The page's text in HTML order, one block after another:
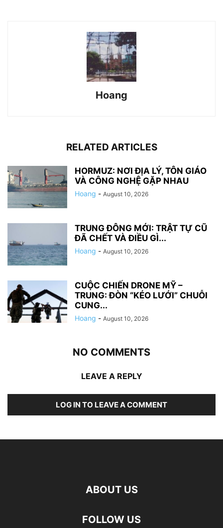
Hoang
RELATED ARTICLES
HORMUZ: NƠI ĐỊA LÝ, TÔN GIÁO
VÀ CÔNG NGHỆ GẶP NHAU
Hoang - August 10, 2026
TRUNG ĐÔNG MỚI: TRẬT TỰ CŨ
ĐÃ CHẾT VÀ ĐIỀU GÌ...
Hoang - August 10, 2026
CUỘC CHIẾN DRONE MỸ –
TRUNG: ĐÒN “KÉO LƯỚI” CHUỖI
CUNG...
Hoang - August 10, 2026
NO COMMENTS
LEAVE A REPLY
LOG IN TO LEAVE A COMMENT
ABOUT US
FOLLOW US